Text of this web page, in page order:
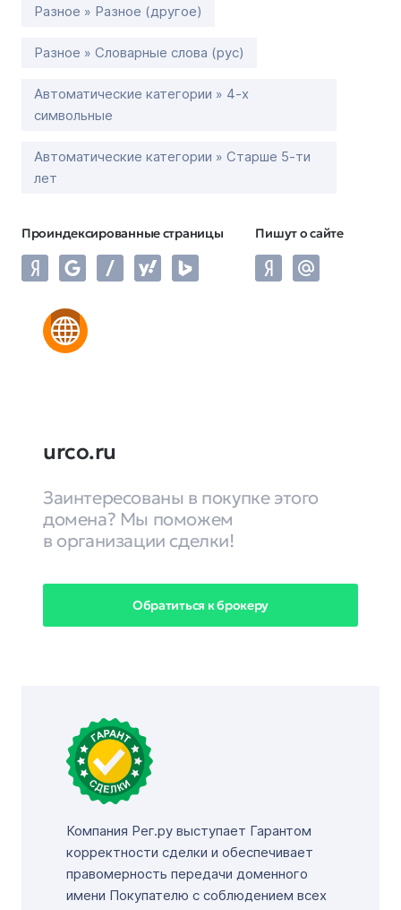
Разное » Разное (другое)
Разное » Словарные слова (рус)
Автоматические категории » 4-х
символьные
Автоматические категории » Старше 5-ти
лет
Проиндексированные страницы Пишут о сайте
urco.ru
Заинтересованы в покупке этого
домена? Мы поможем
в организации сделки!
Обратиться к брокеру
Компания Рег.ру выступает Гарантом
корректности сделки и обеспечивает
правомерность передачи доменного
имени Покупателю с соблюдением всех